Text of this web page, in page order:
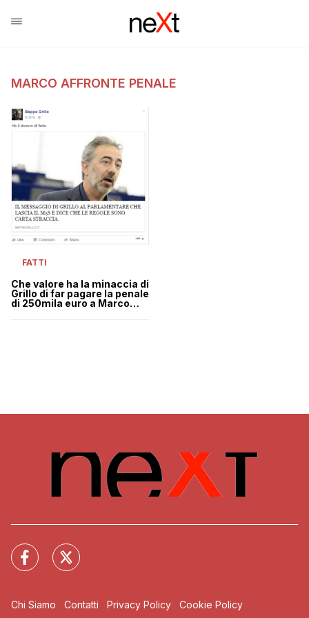
MARCO AFFRONTE PENALE
FATTI
Che valore ha la minaccia di
Grillo di far pagare la penale
di 250mila euro a Marco
Chi Siamo Contatti Privacy Policy
Cookie Policy